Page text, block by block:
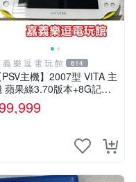
義 樂 逗 電 玩 館 614
PSV主機】2007型 VITA 主
蘋果綠3.70版本+8G記憶
卡+螢幕保護貼【9成新】✪中
手✪嘉義樂逗電玩館